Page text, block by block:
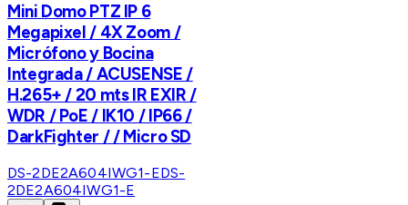
Mini Domo PTZ IP 6
Megapixel / 4X Zoom /
Micrófono y Bocina
Integrada / ACUSENSE /
H.265+ / 20 mts IR EXIR /
WDR / PoE / IK10 / IP66 /
DarkFighter / / Micro SD
DS-2DE2A604IWG1-EDS-
2DE2A604IWG1-E